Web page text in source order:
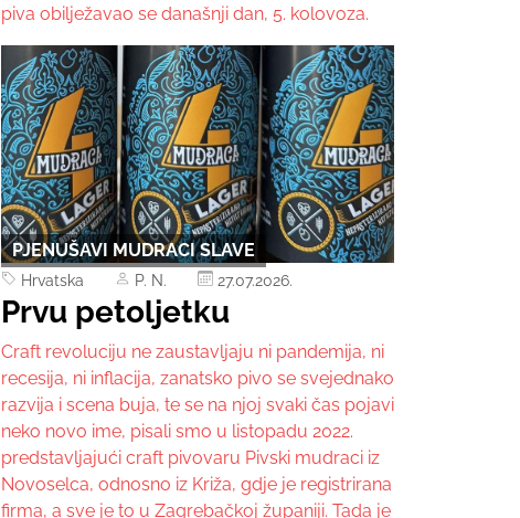
piva obilježavao se današnji dan, 5. kolovoza.
PJENUŠAVI MUDRACI SLAVE
Hrvatska P. N. 27.07.2026.
Prvu petoljetku
Craft revoluciju ne zaustavljaju ni pandemija, ni
recesija, ni inflacija, zanatsko pivo se svejednako
razvija i scena buja, te se na njoj svaki čas pojavi
neko novo ime, pisali smo u listopadu 2022.
predstavljajući craft pivovaru Pivski mudraci iz
Novoselca, odnosno iz Križa, gdje je registrirana
firma, a sve je to u Zagrebačkoj županiji. Tada je